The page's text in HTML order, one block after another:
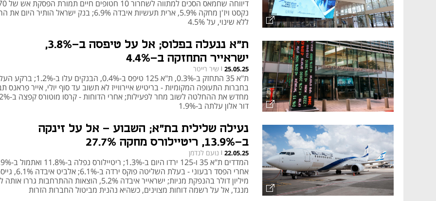
נקסט ויז'ן מחקה 5.9%, ארית תעשיות איבדה 6.9%; בנק ישראל הותיר
ללא שינוי, על 4.5%
ת"א ננעלה בפלוס; אל על טיפסה ב-3.8%,
ישראייר התחזקה ב-4.4%
25.05.25
| שיר רייטר
ת"א 35 התחזק ב-0.3%, ת"א 125 טיפס ב-0.4%, הבנקים עלו
בחברות התעופה המקומיות - בריטיש איירווייז לא תשוב עד סוף יולי, אייר פראנס
דור אלון עלתה ב-1.9%
נעילה שלילית בת"א; השבוע - אל על זינקה
ב-13.9%, ריטיילורס מחקה 27.7%
22.05.25
| נועם לנדמן
המדדים ת"א 35 ו-125 ירדו היום ב-
מיליון דולר בהנפקת מניות; ישראייר איבדה 5.2%, הוצאות ההתרחבות
מנגד, אל על רשמה דוחות מצוינים, כשהיא נהנית מביטול החברות הזרות